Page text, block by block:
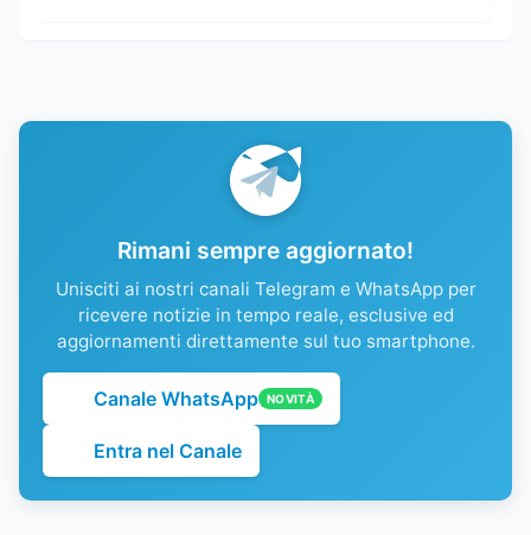
Rimani sempre aggiornato!
Unisciti ai nostri canali Telegram e WhatsApp per
ricevere notizie in tempo reale, esclusive ed
aggiornamenti direttamente sul tuo smartphone.
Canale WhatsApp NOVITÀ
Entra nel Canale